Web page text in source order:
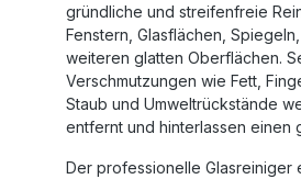
gründliche und streifenfreie
Fenstern, Glasflächen,
weiteren glatten Oberflächen.
Verschmutzungen wie Fett,
Staub und Umweltrückstände
entfernt und hinterlassen einen
Der professionelle Glasreiniger